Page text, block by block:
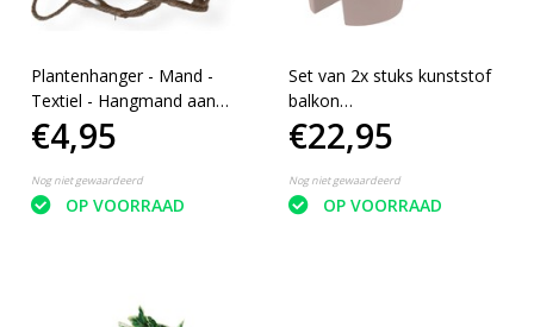
Plantenhanger - Mand -
Textiel - Hangmand aan
touw - Plantenzak - Planten
pot - Plantentas - Oud
Roze - 18cm
€4,95
Nog niet gewaardeerd
OP VOORRAAD
Set van 2x stuks kunststof
balkon
plantenpotten/bloempotten
taupe 28 x 25 cm -
Reling/hang bloempot
€22,95
Nog niet gewaardeerd
OP VOORRAAD